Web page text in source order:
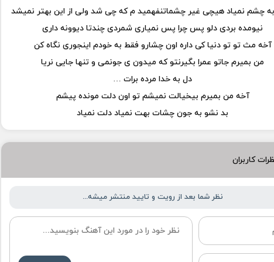
چشم نمیاد هیچی غیر چشماتنفهمید م که چی شد ولی از این بهتر نمیشد
نیومده بردی دلو پس چرا پس نمیاری شمردی چندتا دیوونه داری
آخه مث تو تو دنیا کی داره اون چشارو فقط به خودم اینجوری نگاه کن
من بمیرم جاتو عمرا بگیرنتو که میدون ی جونمی و تنها جایی نریا
دل به خدا مرده برات …
آخه من بمیرم بیخیالت نمیشم تو اون دلت مونده پیشم
بد نشو به جون چشات بهت نمیاد دلت نمیاد
کاربران
نظر شما بعد از رویت و تایید منتشر میشه...